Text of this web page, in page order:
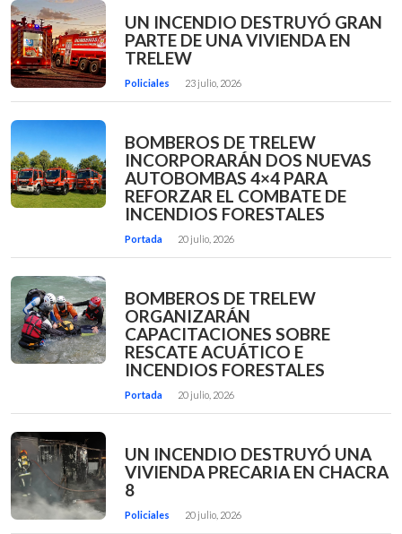
UN INCENDIO DESTRUYÓ GRAN
PARTE DE UNA VIVIENDA EN
TRELEW
Policiales 23 julio, 2026
BOMBEROS DE TRELEW
INCORPORARÁN DOS NUEVAS
AUTOBOMBAS 4×4 PARA
REFORZAR EL COMBATE DE
INCENDIOS FORESTALES
Portada 20 julio, 2026
BOMBEROS DE TRELEW
ORGANIZARÁN
CAPACITACIONES SOBRE
RESCATE ACUÁTICO E
INCENDIOS FORESTALES
Portada 20 julio, 2026
UN INCENDIO DESTRUYÓ UNA
VIVIENDA PRECARIA EN CHACRA
8
Policiales 20 julio, 2026